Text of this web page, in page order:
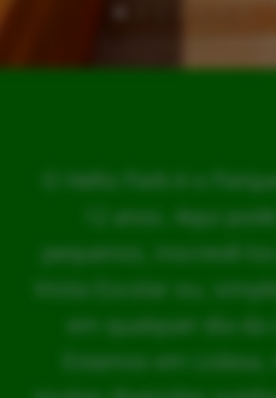
O Hello Park é o
12 anos. Aqui
pequenos, inscrevê-
Visita Escolar ou,
em qualquer dia
Estamos em